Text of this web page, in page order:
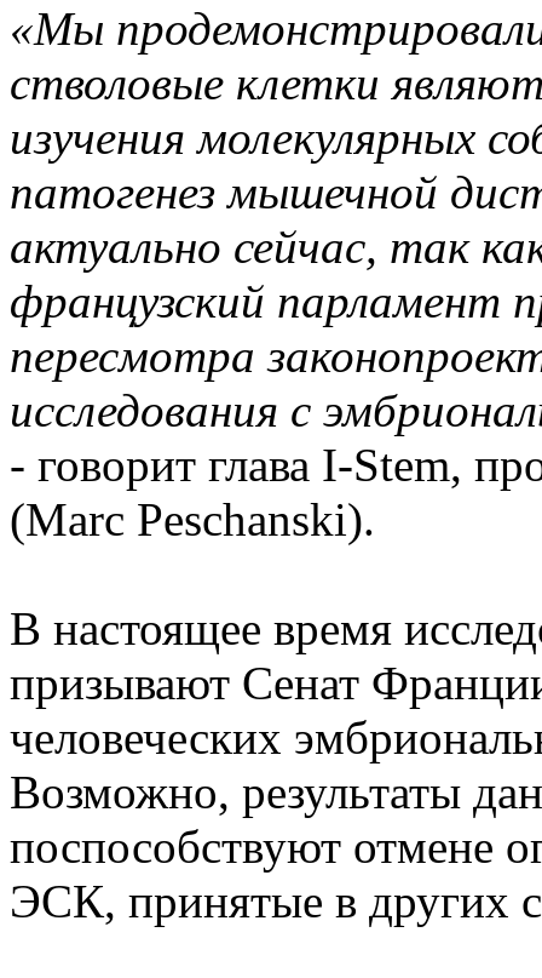
«Мы
стволовые клетки
изучения молекулярных
патогенез мышечной
актуально сейчас, так
французский парламент
пересмотра
исследования с
- говорит глава I-Stem,
(Marc Peschanski).
В настоящее время
призывают Сенат
человеческих
Возможно, результаты
поспособствуют отмене
ЭСК, принятые в других